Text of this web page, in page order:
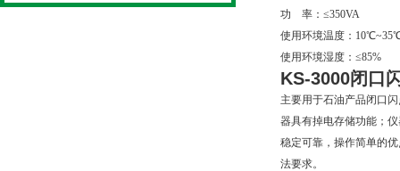
试仪的预警功能
功 率：≤350VA
使用环境温度：
使用环境湿度：≤85%
KS-3000闭口
主要用于石油产品闭口
器具有掉电存储功能；
稳定可靠，操作简单的
法要求。